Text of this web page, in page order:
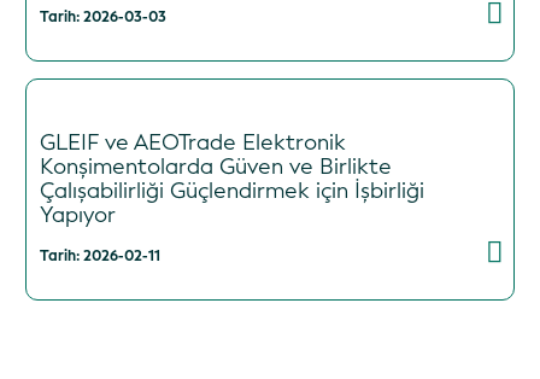
Tarih: 2026-03-03
GLEIF ve AEOTrade Elektronik
Konşimentolarda Güven ve Birlikte
Çalışabilirliği Güçlendirmek için İşbirliği
Yapıyor
Tarih: 2026-02-11